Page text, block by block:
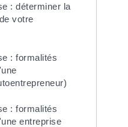
: déterminer la
votre
: formalités
: formalités
entreprise